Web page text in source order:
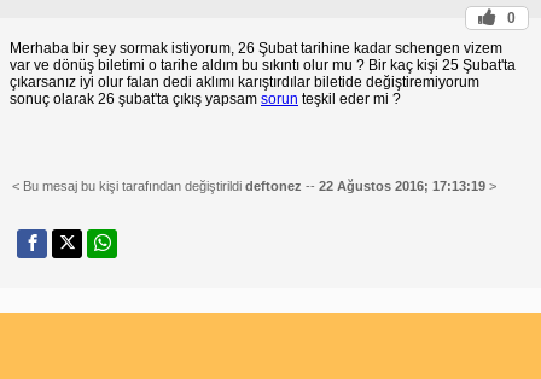
0
Merhaba bir şey sormak istiyorum, 26 Şubat tarihine kadar schengen vizem
var ve dönüş biletimi o tarihe aldım bu sıkıntı olur mu ? Bir kaç kişi 25 Şubat'ta
çıkarsanız iyi olur falan dedi aklımı karıştırdılar biletide değiştiremiyorum
sonuç olarak 26 şubat'ta çıkış yapsam sorun teşkil eder mi ?
< Bu mesaj bu kişi tarafından değiştirildi deftonez -- 22 Ağustos 2016; 17:13:19 >